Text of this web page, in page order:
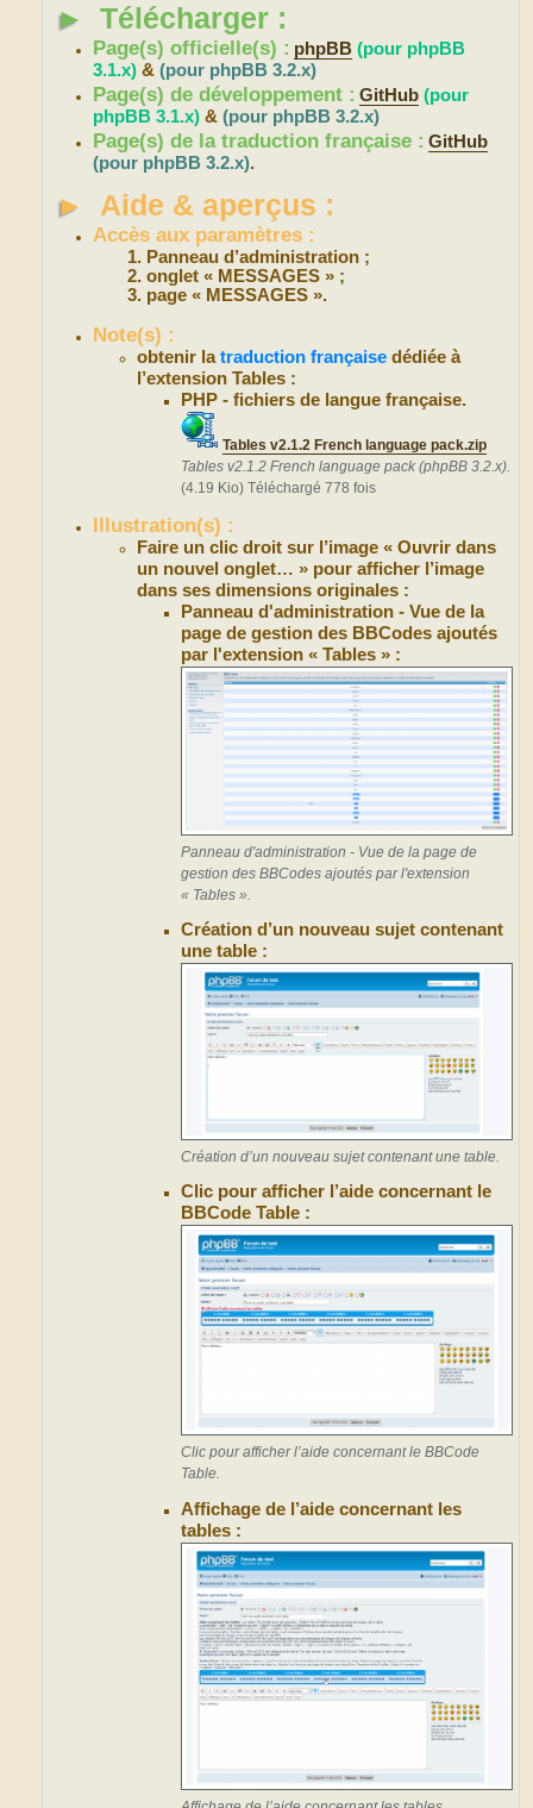
► Télécharger :
Page(s) officielle(s) : phpBB (pour phpBB
3.1.x) &(pour phpBB 3.2.x)
Page(s) de développement : GitHub (pour
phpBB 3.1.x) &(pour phpBB 3.2.x)
Page(s) de la traduction française : GitHub
(pour phpBB 3.2.x).
► Aide & aperçus :
Accès aux paramètres :
Panneau d’administration ;
onglet « MESSAGES » ;
page « MESSAGES ».
Note(s) :
obtenir latraduction française dédiée à
l’extension Tables :
PHP - fichiers de langue française.
Tables v2.1.2 French language pack.zip
Tables v2.1.2 French language pack (phpBB 3.2.x).
(4.19 Kio) Téléchargé 778 fois
Illustration(s) :
Faire un clic droit sur l’image « Ouvrir dans
un nouvel onglet… » pour afficher l’image
dans ses dimensions originales :
Panneau d'administration - Vue de la
page de gestion des BBCodes ajoutés
par l'extension « Tables » :
Panneau d'administration - Vue de la page de
gestion des BBCodes ajoutés par l'extension
« Tables ».
Création d’un nouveau sujet contenant
une table :
Création d’un nouveau sujet contenant une table.
Clic pour afficher l’aide concernant le
BBCode Table :
Clic pour afficher l’aide concernant le BBCode
Table.
Affichage de l’aide concernant les
tables :